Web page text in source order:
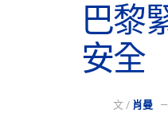
巴黎
安全
文 / 肖曼